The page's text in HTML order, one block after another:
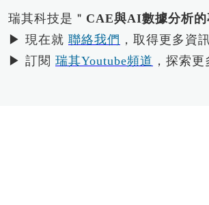
瑞其科技是＂ CAE與AI數據分析的
▶ 現在就 聯絡我們 ，取得更多資訊
▶ 訂閱 瑞其Youtube頻道 ，探索